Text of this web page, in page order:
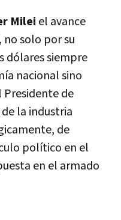
Milei el avance
no solo por su
dólares siempre
nacional sino
de
la industria
de
político en el
en el armado